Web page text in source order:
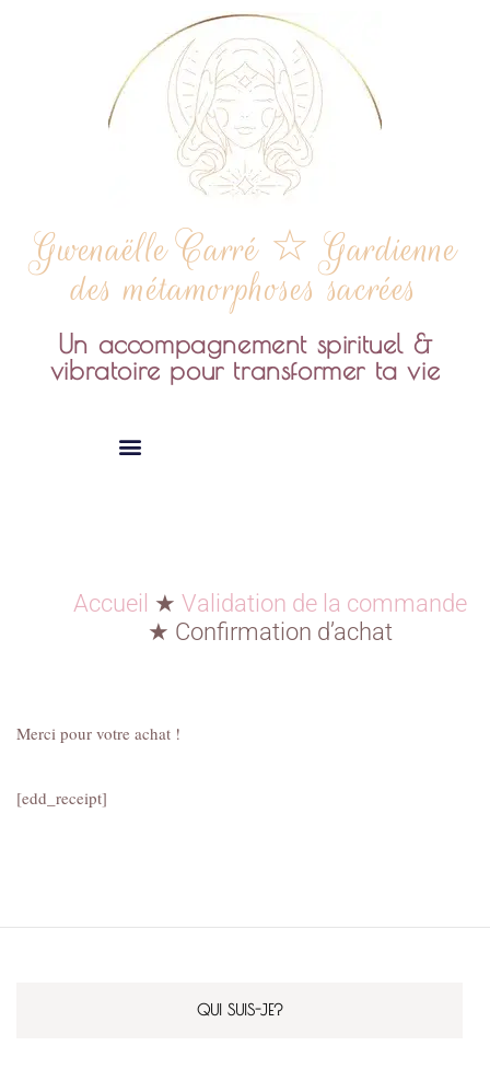
Gwenaëlle Carré ☆ Gardienne
des métamorphoses sacrées
Un accompagnement spirituel &
vibratoire pour transformer ta vie
Accueil ★ Validation de la commande
★ Confirmation d’achat
Merci pour votre achat !
[edd_receipt]
QUI SUIS-JE?